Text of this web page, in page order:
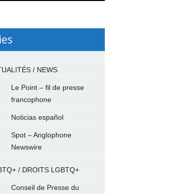
/ NEWS
Le Point – fil de presse
francophone
Noticias español
Spot – Anglophone
Newswire
/ DROITS LGBTQ+
Conseil de Presse du